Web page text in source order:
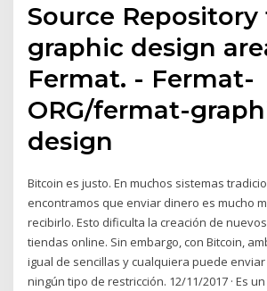
Source Repository
graphic design
Fermat. - Fermat-
ORG/fermat-
design
Bitcoin es justo. En muchos sistemas
encontramos que enviar dinero es mucho
recibirlo. Esto dificulta la creación de
tiendas online. Sin embargo, con Bitcoin,
igual de sencillas y cualquiera puede
ningún tipo de restricción. 12/11/2017 · Es